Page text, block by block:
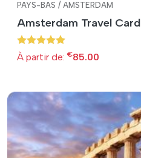
PAYS-BAS / AMSTERDAM
Amsterdam Travel Card
À partir de: €85.00